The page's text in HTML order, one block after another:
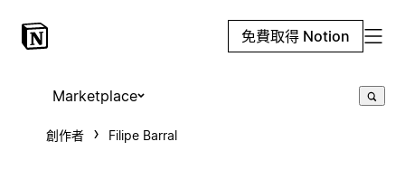
免費取得 Notion
Marketplace
創作者 Filipe Barral